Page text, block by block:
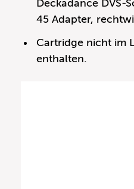
Deckadance DVS-
45 Adapter,
Cartridge nicht im
enthalten.